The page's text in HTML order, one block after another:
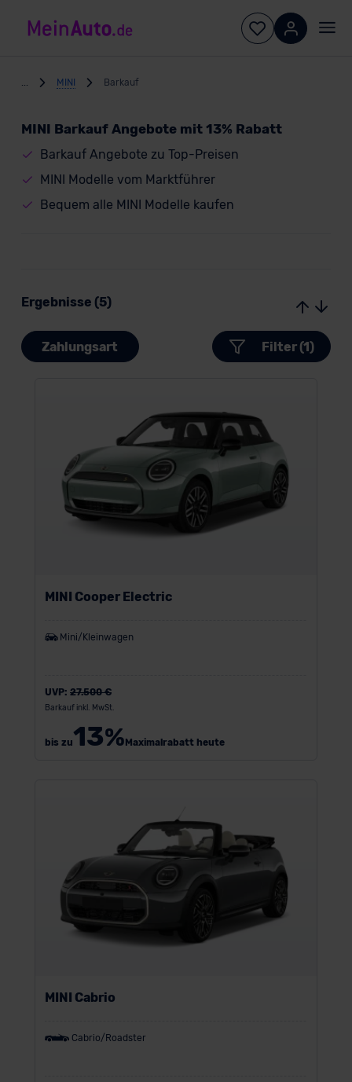
MINI Barkauf
MINI Barkauf Angebote mit 13% Rabatt
Barkauf Angebote zu Top-Preisen
MINI Modelle vom Marktführer
Bequem alle MINI Modelle kaufen
Ergebnisse (5)
Zahlungsart Filter (1)
MINI Cooper Electric
Mini/Kleinwagen
UVP: 27.500 €
Barkauf inkl. MwSt.
bis zu13%Maximalrabatt heute
MINI Cabrio
Cabrio/Roadster